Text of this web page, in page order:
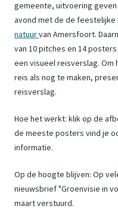
gemeente, uitvoering geven
avond met de de feestelijke
natuurvan Amersfoort.
van 10 pitches en 14
een visueel reisverslag. Om
reis als nog te maken,
reisverslag.
Hoe het werkt: klik op de
de meeste posters vind je
informatie.
Op de hoogte blijven: Op
nieuwsbrief "Groenvisie in
maart verstuurd.